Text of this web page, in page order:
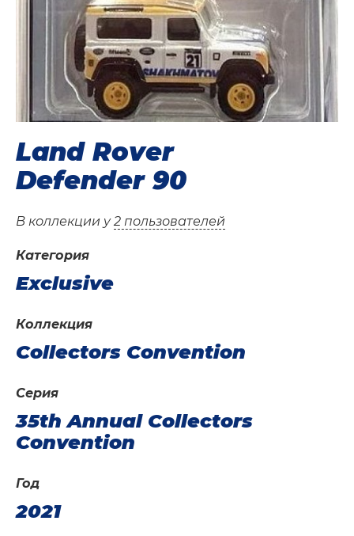
Land Rover
Defender 90
В коллекции у2 пользователей
Категория
Exclusive
Год
2021
Коллекция
Collectors Convention
Серия
35th Annual Collectors
Convention